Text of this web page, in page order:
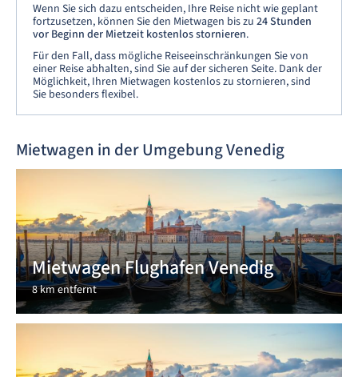
Wenn Sie sich dazu entscheiden, Ihre Reise nicht wie geplant
fortzusetzen, können Sie den Mietwagen bis zu 24 Stunden
vor Beginn der Mietzeit kostenlos stornieren.
Für den Fall, dass mögliche Reiseeinschränkungen Sie von
einer Reise abhalten, sind Sie auf der sicheren Seite. Dank der
Möglichkeit, Ihren Mietwagen kostenlos zu stornieren, sind
Sie besonders flexibel.
Mietwagen in der Umgebung Venedig
Mietwagen Flughafen Venedig
8 km entfernt